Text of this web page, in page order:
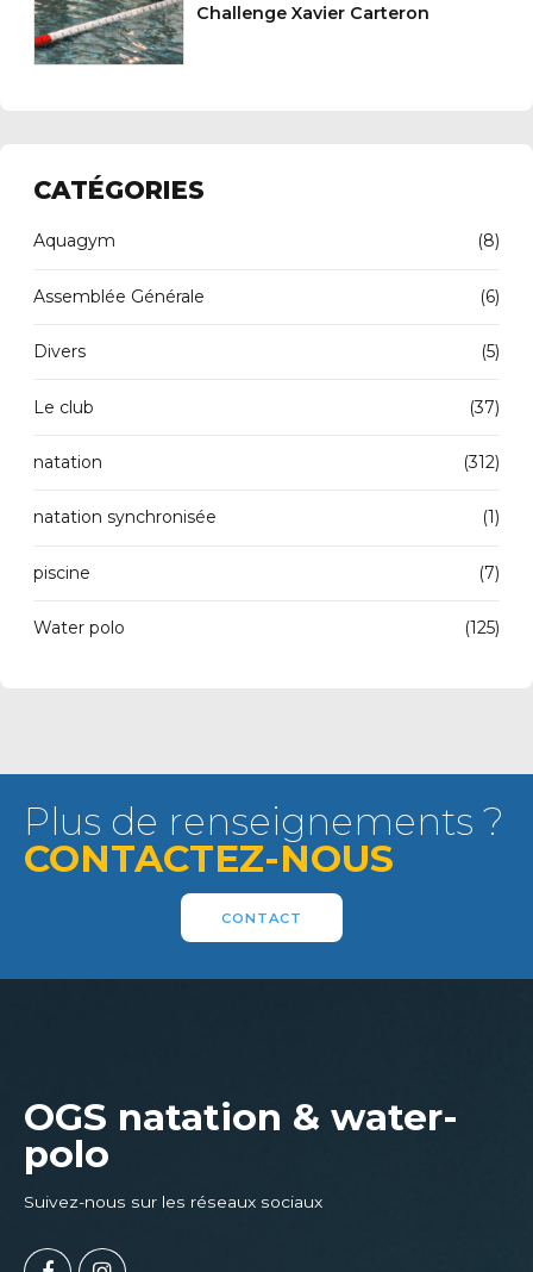
Challenge Xavier Carteron
CATÉGORIES
Aquagym (8)
Assemblée Générale (6)
Divers (5)
Le club (37)
natation (312)
natation synchronisée (1)
piscine (7)
Water polo (125)
Plus de renseignements ?
CONTACTEZ-NOUS
CONTACT
OGS natation & water-
polo
Suivez-nous sur les réseaux sociaux